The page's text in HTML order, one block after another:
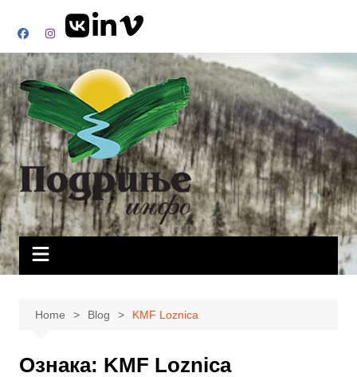
Home Blog KMF Loznica
Ознака: KMF Loznica